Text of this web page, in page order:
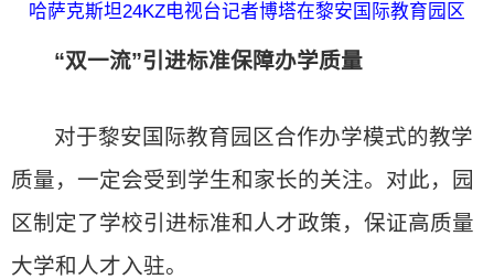
哈萨克斯坦24KZ电视台记者博塔在黎安国际教育园区
“双一流”引进标准保障办学质量
对于黎安国际教育园区合作办学模式的教学
质量，一定会受到学生和家长的关注。对此，园
区制定了学校引进标准和人才政策，保证高质量
大学和人才入驻。